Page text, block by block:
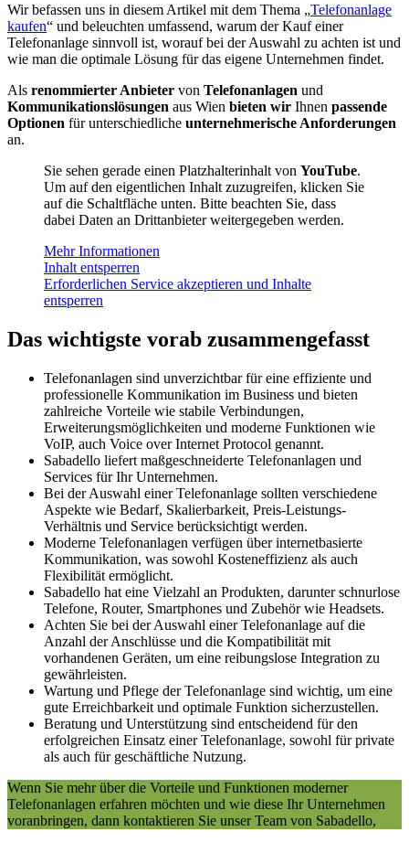
Wir befassen uns in diesem Artikel mit dem Thema „Telefonanlage
kaufen“ und beleuchten umfassend, warum der Kauf einer
Telefonanlage sinnvoll ist, worauf bei der Auswahl zu achten ist und
wie man die optimale Lösung für das eigene Unternehmen findet.
Als renommierter Anbieter von Telefonanlagen und
Kommunikationslösungen aus Wien bieten wir Ihnen passende
Optionen für unterschiedliche unternehmerische Anforderungen
an.
Sie sehen gerade einen Platzhalterinhalt von YouTube.
Um auf den eigentlichen Inhalt zuzugreifen, klicken Sie
auf die Schaltfläche unten. Bitte beachten Sie, dass
dabei Daten an Drittanbieter weitergegeben werden.
Mehr Informationen
Inhalt entsperren
Erforderlichen Service akzeptieren und Inhalte
entsperren
Das wichtigste vorab zusammengefasst
Telefonanlagen sind unverzichtbar für eine effiziente und
professionelle Kommunikation im Business und bieten
zahlreiche Vorteile wie stabile Verbindungen,
Erweiterungsmöglichkeiten und moderne Funktionen wie
VoIP, auch Voice over Internet Protocol genannt.
Sabadello liefert maßgeschneiderte Telefonanlagen und
Services für Ihr Unternehmen.
Bei der Auswahl einer Telefonanlage sollten verschiedene
Aspekte wie Bedarf, Skalierbarkeit, Preis-Leistungs-
Verhältnis und Service berücksichtigt werden.
Moderne Telefonanlagen verfügen über internetbasierte
Kommunikation, was sowohl Kosteneffizienz als auch
Flexibilität ermöglicht.
Sabadello hat eine Vielzahl an Produkten, darunter schnurlose
Telefone, Router, Smartphones und Zubehör wie Headsets.
Achten Sie bei der Auswahl einer Telefonanlage auf die
Anzahl der Anschlüsse und die Kompatibilität mit
vorhandenen Geräten, um eine reibungslose Integration zu
gewährleisten.
Wartung und Pflege der Telefonanlage sind wichtig, um eine
gute Erreichbarkeit und optimale Funktion sicherzustellen.
Beratung und Unterstützung sind entscheidend für den
erfolgreichen Einsatz einer Telefonanlage, sowohl für private
als auch für geschäftliche Nutzung.
Wenn Sie mehr über die Vorteile und Funktionen moderner
Telefonanlagen erfahren möchten und wie diese Ihr Unternehmen
voranbringen, dann kontaktieren Sie unser Team von Sabadello,